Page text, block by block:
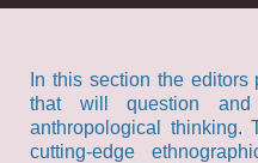
In this section the
that will question and
anthropological thinking.
cutting-edge